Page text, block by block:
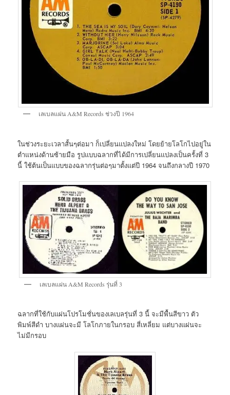
เลเบลแผ่น A&M Records ช่วงปี 1964
ในช่วงระยะเวลาสั้นๆต่อมา ก็เปลี่ยนแปลงใหม่ โดยย้ายโลโกไปอยู่ใน
ตำแหน่งด้านซ้ายมือ รูปแบบฉลากที่ได้มีการเปลี่ยนแปลงเป็นครั้งที่ 3
นี้ ใช้ต้นเป็นแบบของฉลากรุ่นต่อๆมาตั้งแต่ปี 1964 จนถึงกลางปี 1970
เลเบลแผ่น A&M Records รุ่นที่ 3
ฉลากที่ใช้กับแผ่นโปรโมชั่นของเลเบลรุ่นที่ 3 นี้ จะมีพื้นสีขาว ตัว
พิมพ์สีดำ บางแผ่นจะมี โลโกภายในกรอบ สี่เหลี่ยม แต่บางแผ่นจะ
ไม่มีกรอบ